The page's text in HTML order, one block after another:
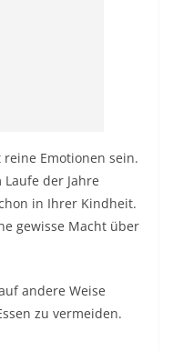
Emotionen sein.
der Jahre
in Ihrer Kindheit.
gewisse Macht über
andere Weise
zu vermeiden.